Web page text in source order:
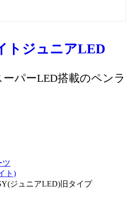
トジュニアLED
パーLED搭載のペンラ
ツ
ト)
ジュニアLED)旧タイプ